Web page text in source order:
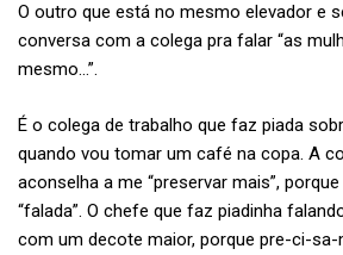
O outro que está no mesmo elevador e
conversa com a colega pra falar “as
mesmo…”.
É o colega de trabalho que faz piada
quando vou tomar um café na copa. A
aconselha a me “preservar mais”,
“falada”. O chefe que faz piadinha
com um decote maior, porque pre-ci-